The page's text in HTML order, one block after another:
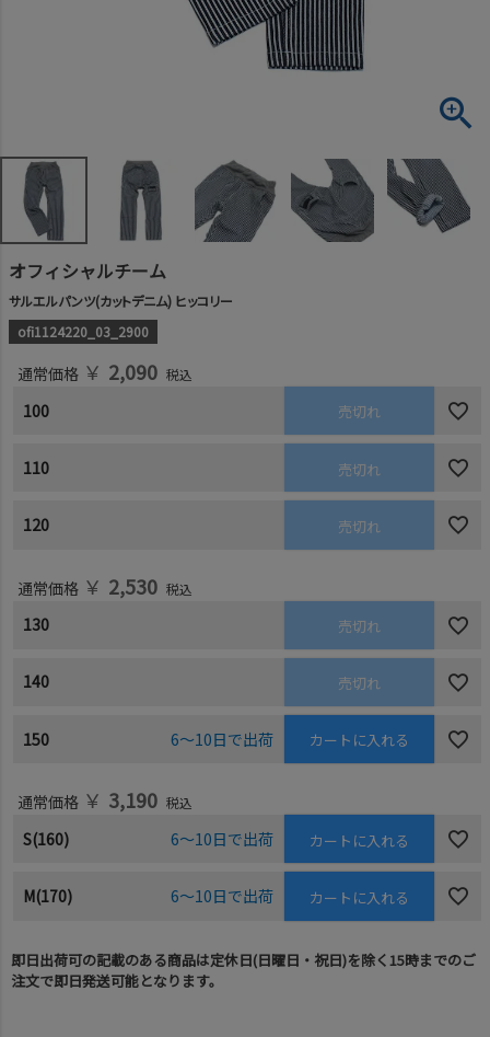
オフィシャルチーム
サルエルパンツ(カットデニム) ヒッコリー
ofi1124220_03_2900
通常価格 ￥ 2,090 税込
100 売切れ
110 売切れ
120 売切れ
通常価格 ￥ 2,530 税込
130 売切れ
140 売切れ
150 6～10日で出荷 カートに入れる
通常価格 ￥ 3,190 税込
S(160) 6～10日で出荷 カートに入れる
M(170) 6～10日で出荷 カートに入れる
即日出荷可の記載のある商品は定休日(日曜日・祝日)を除く15時までのご
注文で即日発送可能となります。